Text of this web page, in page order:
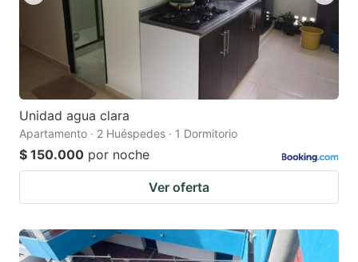
Unidad agua clara
Apartamento · 2 Huéspedes · 1 Dormitorio
$ 150.000 por noche
Ver oferta